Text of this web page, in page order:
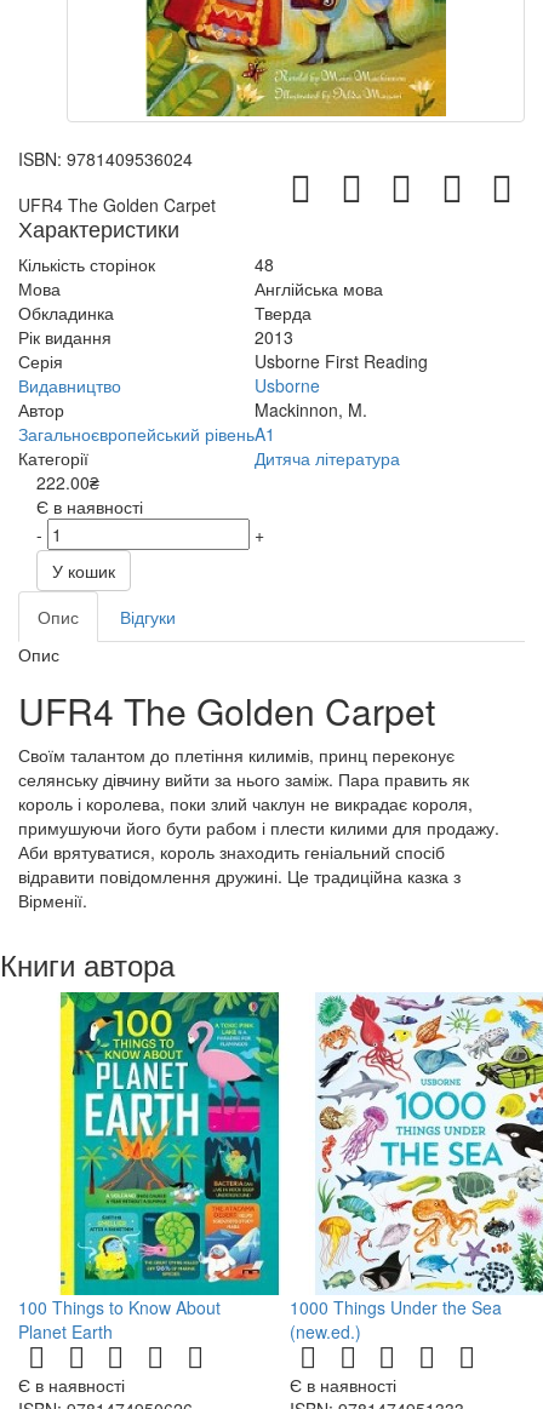
ISBN: 9781409536024
UFR4 The Golden Carpet
Характеристики
Кількість сторінок
48
Мова
Англійська мова
Обкладинка
Тверда
Рік видання
2013
Серія
Usborne First Reading
Видавництво
Usborne
Автор
Mackinnon, M.
Загальноєвропейський рівеньA1
Категорії
Дитяча література
222.00₴
Є в наявності
-
+
У кошик
Опис
Відгуки
Опис
UFR4 The Golden Carpet
Своїм талантом до плетіння килимів, принц переконує
селянську дівчину вийти за нього заміж. Пара править як
король і королева, поки злий чаклун не викрадає короля,
примушуючи його бути рабом і плести килими для продажу.
Аби врятуватися, король знаходить геніальний спосіб
відравити повідомлення дружині. Це традиційна казка з
Вірменії.
Книги автора
100 Things to Know About
Planet Earth
Є в наявності
1000 Things Under the Sea
(new.ed.)
Є в наявності